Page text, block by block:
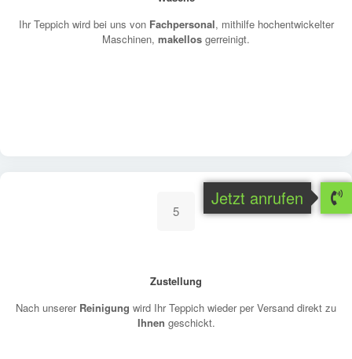
Ihr Teppich wird bei uns von Fachpersonal, mithilfe hochentwickelter
Maschinen, makellos gerreinigt.
5
Zustellung
Nach unserer Reinigung wird Ihr Teppich wieder per Versand direkt zu
Ihnen geschickt.
Jetzt anrufen